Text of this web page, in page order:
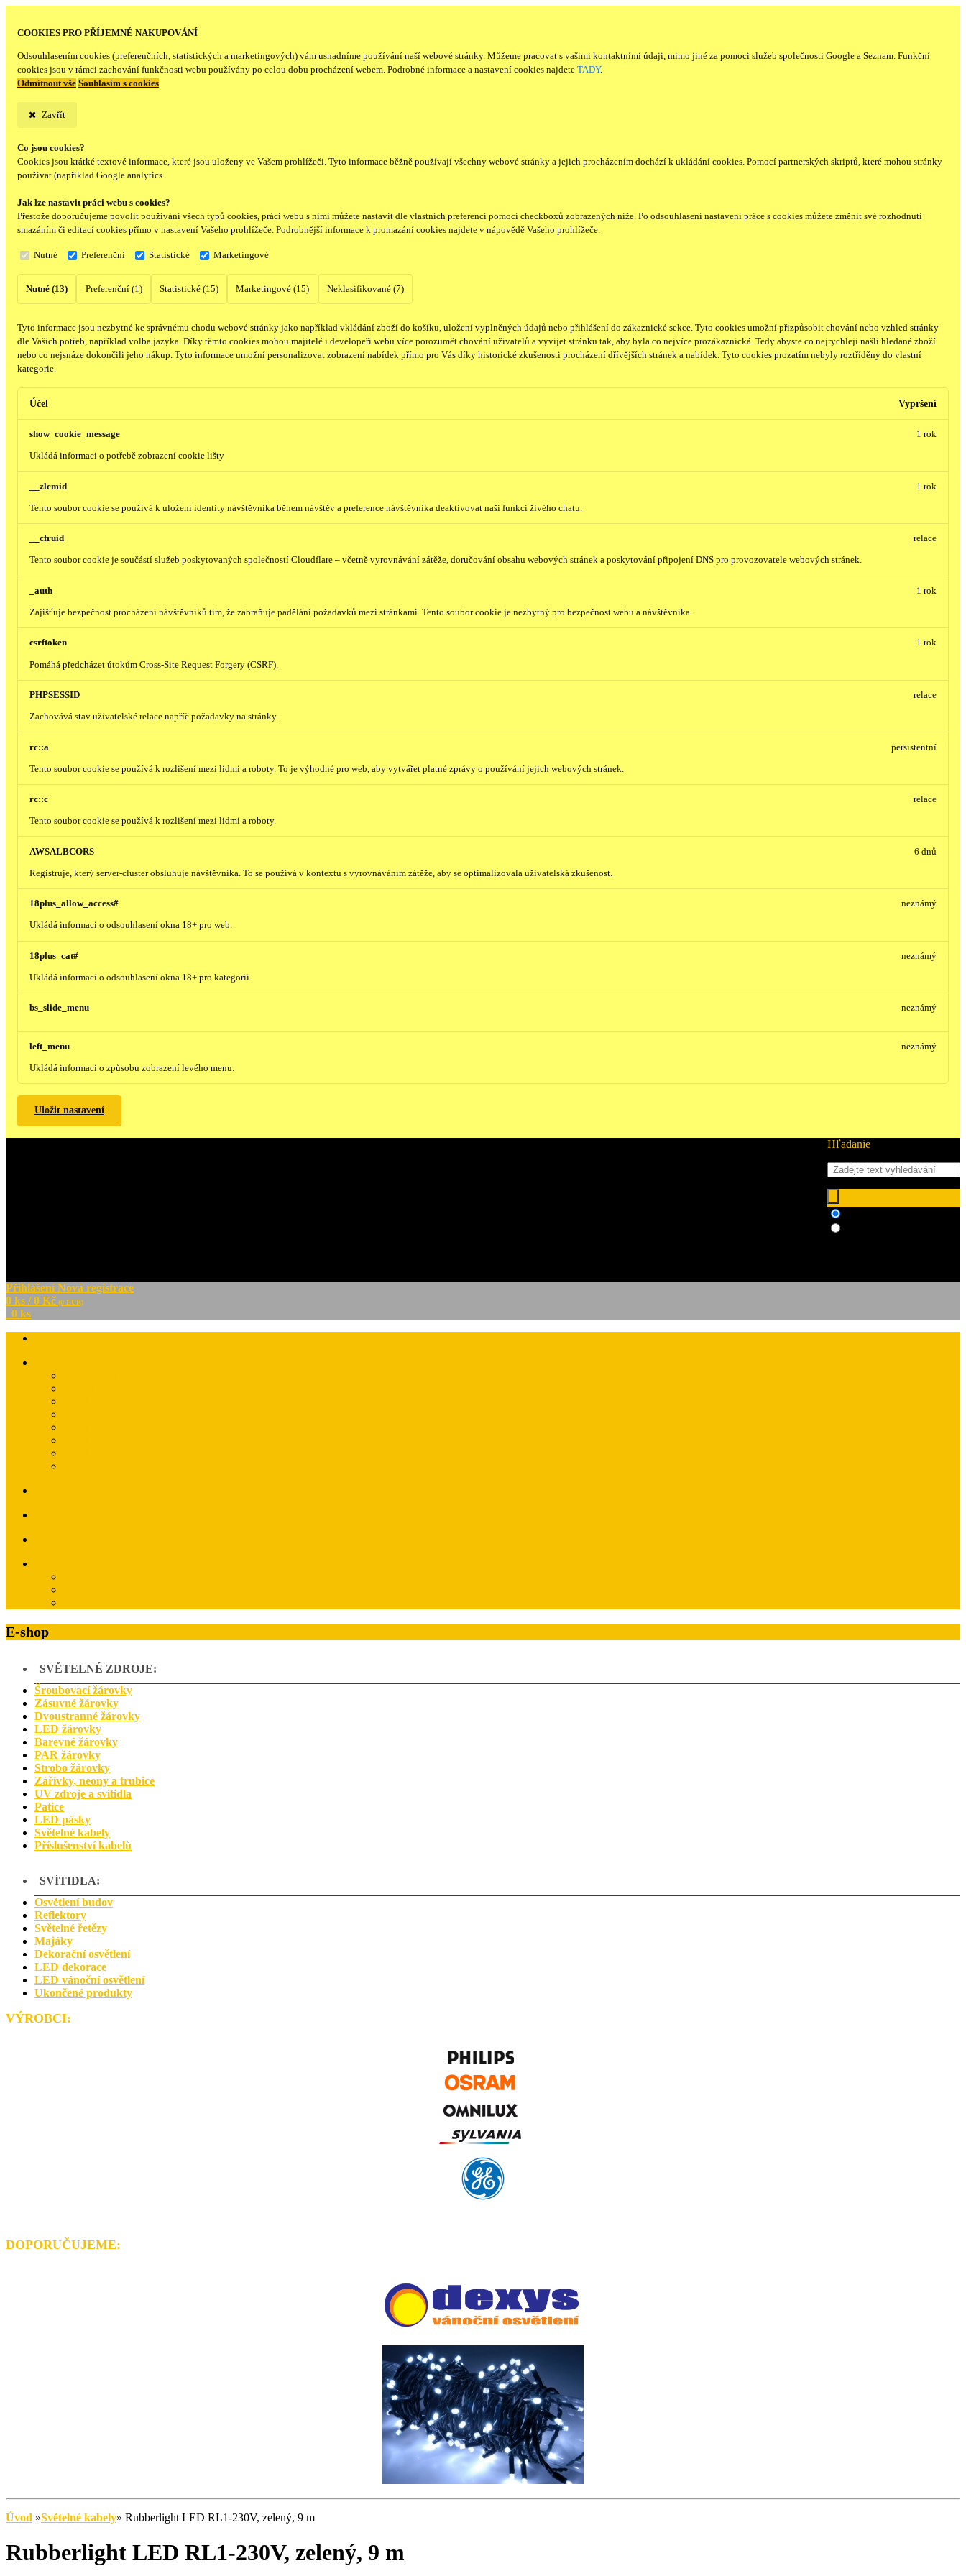
COOKIES PRO PŘÍJEMNÉ NAKUPOVÁNÍ
Odsouhlasením cookies (preferenčních, statistických a marketingových) vám usnadníme používání naší webové stránky. Můžeme pracovat s vašimi kontaktními údaji, mimo jiné za pomoci služeb společnosti Google a Seznam. Funkční
cookies jsou v rámci zachování funkčnosti webu používány po celou dobu procházení webem. Podrobné informace a nastavení cookies najdete TADY.
Odmítnout vše Souhlasím s cookies
Zavřít
Co jsou cookies?
Cookies jsou krátké textové informace, které jsou uloženy ve Vašem prohlížeči. Tyto informace běžně používají všechny webové stránky a jejich procházením dochází k ukládání cookies. Pomocí partnerských skriptů, které mohou stránky
používat (například Google analytics
Jak lze nastavit práci webu s cookies?
Přestože doporučujeme povolit používání všech typů cookies, práci webu s nimi můžete nastavit dle vlastních preferencí pomocí checkboxů zobrazených níže. Po odsouhlasení nastavení práce s cookies můžete změnit své rozhodnutí
smazáním či editací cookies přímo v nastavení Vašeho prohlížeče. Podrobnější informace k promazání cookies najdete v nápovědě Vašeho prohlížeče.
Nutné Preferenční Statistické Marketingové
Nutné (13) Preferenční (1) Statistické (15) Marketingové (15) Neklasifikované (7)
Tyto informace jsou nezbytné ke správnému chodu webové stránky jako například vkládání zboží do košíku, uložení vyplněných údajů nebo přihlášení do zákaznické sekce. Tyto cookies umožní přizpůsobit chování nebo vzhled stránky
dle Vašich potřeb, například volba jazyka. Díky těmto cookies mohou majitelé i developeři webu více porozumět chování uživatelů a vyvijet stránku tak, aby byla co nejvíce prozákaznická. Tedy abyste co nejrychleji našli hledané zboží
nebo co nejsnáze dokončili jeho nákup. Tyto informace umožní personalizovat zobrazení nabídek přímo pro Vás díky historické zkušenosti procházení dřívějších stránek a nabídek. Tyto cookies prozatím nebyly roztříděny do vlastní
kategorie.
Účel Vypršení
show_cookie_message
Ukládá informaci o potřebě zobrazení cookie lišty
1 rok
__zlcmid
Tento soubor cookie se používá k uložení identity návštěvníka během návštěv a preference návštěvníka deaktivovat naši funkci živého chatu.
1 rok
__cfruid
Tento soubor cookie je součástí služeb poskytovaných společností Cloudflare – včetně vyrovnávání zátěže, doručování obsahu webových stránek a poskytování připojení DNS pro provozovatele webových stránek.
relace
_auth
Zajišťuje bezpečnost procházení návštěvníků tím, že zabraňuje padělání požadavků mezi stránkami. Tento soubor cookie je nezbytný pro bezpečnost webu a návštěvníka.
1 rok
csrftoken
Pomáhá předcházet útokům Cross-Site Request Forgery (CSRF).
1 rok
PHPSESSID
Zachovává stav uživatelské relace napříč požadavky na stránky.
relace
rc::a
Tento soubor cookie se používá k rozlišení mezi lidmi a roboty. To je výhodné pro web, aby vytvářet platné zprávy o používání jejich webových stránek.
persistentní
rc::c
Tento soubor cookie se používá k rozlišení mezi lidmi a roboty.
relace
AWSALBCORS
Registruje, který server-cluster obsluhuje návštěvníka. To se používá v kontextu s vyrovnáváním zátěže, aby se optimalizovala uživatelská zkušenost.
6 dnů
18plus_allow_access#
Ukládá informaci o odsouhlasení okna 18+ pro web.
neznámý
18plus_cat#
Ukládá informaci o odsouhlasení okna 18+ pro kategorii.
neznámý
bs_slide_menu neznámý
left_menu
Ukládá informaci o způsobu zobrazení levého menu.
neznámý
Uložit nastavení
Hľadanie
PřihlášeníNová registrace
0 ks / 0 Kč (0 EUR)
0 ks
E-shop
SVĚTELNÉ ZDROJE:
Šroubovací žárovky
Zásuvné žárovky
Dvoustranné žárovky
LED žárovky
Barevné žárovky
PAR žárovky
Strobo žárovky
Zářivky, neony a trubice
UV zdroje a svítidla
Patice
LED pásky
Světelné kabely
Příslušenství kabelů
SVÍTIDLA:
Osvětlení budov
Reflektory
Světelné řetězy
Majáky
Dekorační osvětlení
LED dekorace
LED vánoční osvětlení
Ukončené produkty
VÝROBCI:
DOPORUČUJEME:
Úvod »Světelné kabely» Rubberlight LED RL1-230V, zelený, 9 m
Rubberlight LED RL1-230V, zelený, 9 m